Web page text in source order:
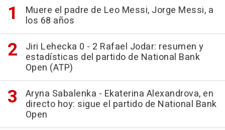
Muere el padre de Leo Messi, Jorge Messi, a
los 68 años
Jiri Lehecka 0 - 2 Rafael Jodar: resumen y
estadísticas del partido de National Bank
Open (ATP)
Aryna Sabalenka - Ekaterina Alexandrova, en
directo hoy: sigue el partido de National Bank
Open